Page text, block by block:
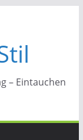
– Eintauchen